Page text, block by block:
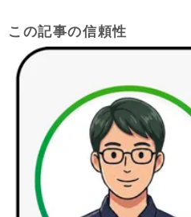
この記事の信頼性